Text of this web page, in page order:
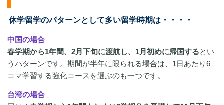
休学留学のパターンとして多い留学時期は・・・・
中国の場合
春学期から1年間、2月下旬に渡航し、1月初めに帰国するとい
うパターンです。期間が半年に限られる場合は、1日あたり6
コマ学習する強化コースを選ぶのも一つです。
台湾の場合